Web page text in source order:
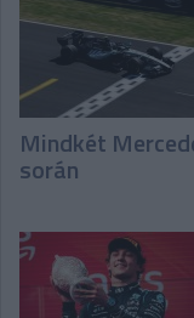
Mindkét
során